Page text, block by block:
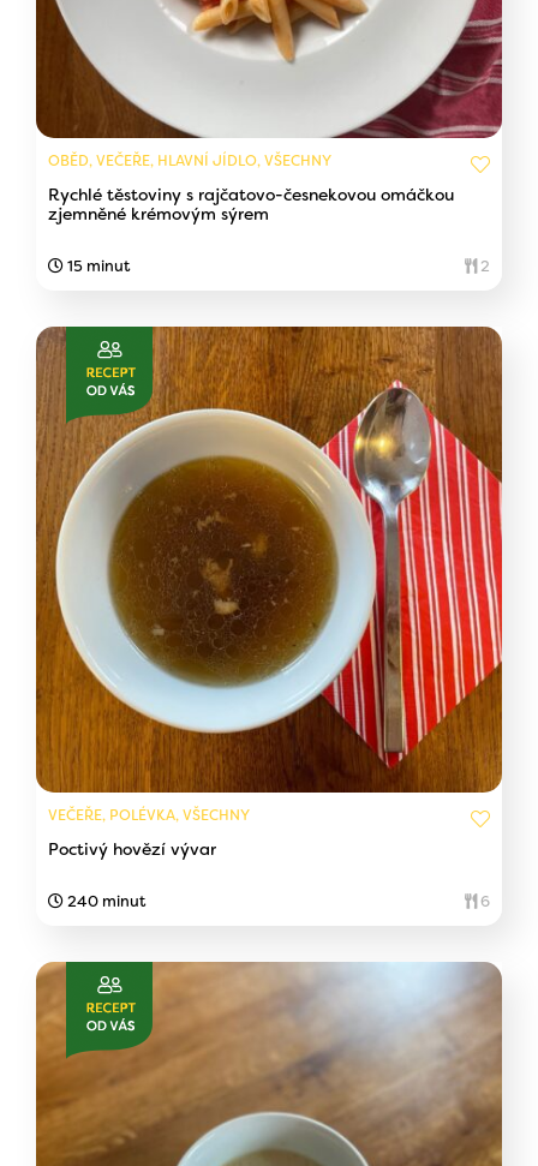
OBĚD, VEČEŘE, HLAVNÍ JÍDLO, VŠECHNY
Rychlé těstoviny s rajčatovo-česnekovou omáčkou
zjemněné krémovým sýrem
15 minut 2
VEČEŘE, POLÉVKA, VŠECHNY
Poctivý hovězí vývar
240 minut 6